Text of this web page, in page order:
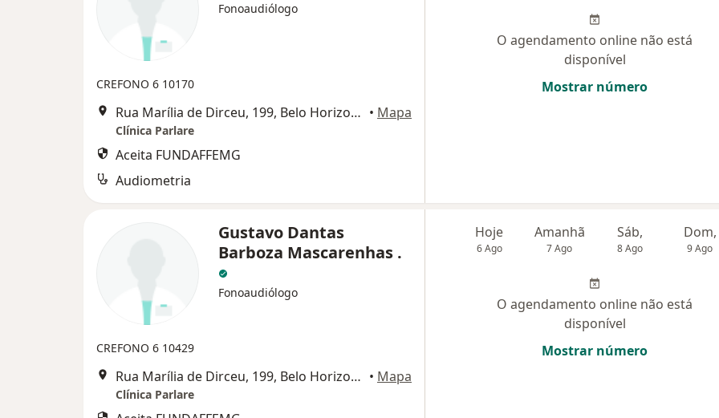
Fonoaudiólogo
CREFONO 6 10170
Rua Marília de Dirceu, 199, Belo Horizonte • Mapa
Clínica Parlare
Aceita FUNDAFFEMG
Audiometria
O agendamento online não está
disponível
Mostrar número
Gustavo Dantas
Barboza Mascarenhas .
Fonoaudiólogo
CREFONO 6 10429
Rua Marília de Dirceu, 199, Belo Horizonte • Mapa
Clínica Parlare
Hoje
6 Ago
Amanhã
7 Ago
Sáb,
8 Ago
Dom,
9 Ago
O agendamento online não está
disponível
Mostrar número